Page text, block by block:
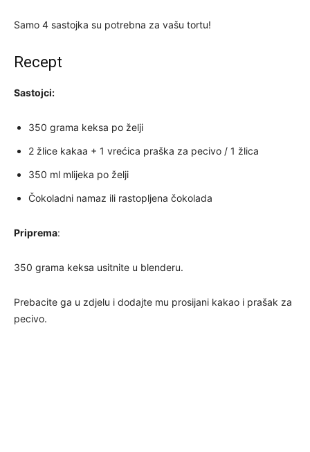
Samo 4 sastojka su potrebna za vašu tortu!
Recept
Sastojci:
350 grama keksa po želji
2 žlice kakaa + 1 vrećica praška za pecivo / 1 žlica
350 ml mlijeka po želji
Čokoladni namaz ili rastopljena čokolada
Priprema:
350 grama keksa usitnite u blenderu.
Prebacite ga u zdjelu i dodajte mu prosijani kakao i prašak za
pecivo.